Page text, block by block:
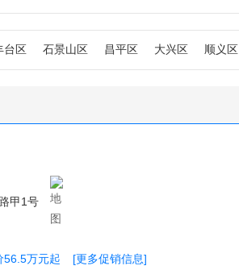
台区 石景山区 昌平区 大兴区 顺义区
甲1号
56.5万元起
[更多促销信息]